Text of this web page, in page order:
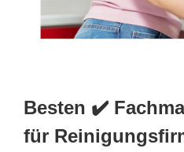
Besten ✔️
für